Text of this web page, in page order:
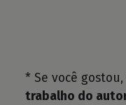
* Se você
trabalho do